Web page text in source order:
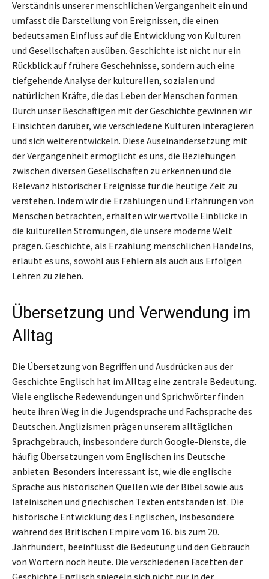
Verständnis unserer menschlichen Vergangenheit ein und
umfasst die Darstellung von Ereignissen, die einen
bedeutsamen Einfluss auf die Entwicklung von Kulturen
und Gesellschaften ausüben. Geschichte ist nicht nur ein
Rückblick auf frühere Geschehnisse, sondern auch eine
tiefgehende Analyse der kulturellen, sozialen und
natürlichen Kräfte, die das Leben der Menschen formen.
Durch unser Beschäftigen mit der Geschichte gewinnen wir
Einsichten darüber, wie verschiedene Kulturen interagieren
und sich weiterentwickeln. Diese Auseinandersetzung mit
der Vergangenheit ermöglicht es uns, die Beziehungen
zwischen diversen Gesellschaften zu erkennen und die
Relevanz historischer Ereignisse für die heutige Zeit zu
verstehen. Indem wir die Erzählungen und Erfahrungen von
Menschen betrachten, erhalten wir wertvolle Einblicke in
die kulturellen Strömungen, die unsere moderne Welt
prägen. Geschichte, als Erzählung menschlichen Handelns,
erlaubt es uns, sowohl aus Fehlern als auch aus Erfolgen
Lehren zu ziehen.
Übersetzung und Verwendung im
Alltag
Die Übersetzung von Begriffen und Ausdrücken aus der
Geschichte Englisch hat im Alltag eine zentrale Bedeutung.
Viele englische Redewendungen und Sprichwörter finden
heute ihren Weg in die Jugendsprache und Fachsprache des
Deutschen. Anglizismen prägen unserem alltäglichen
Sprachgebrauch, insbesondere durch Google-Dienste, die
häufig Übersetzungen vom Englischen ins Deutsche
anbieten. Besonders interessant ist, wie die englische
Sprache aus historischen Quellen wie der Bibel sowie aus
lateinischen und griechischen Texten entstanden ist. Die
historische Entwicklung des Englischen, insbesondere
während des Britischen Empire vom 16. bis zum 20.
Jahrhundert, beeinflusst die Bedeutung und den Gebrauch
von Wörtern noch heute. Die verschiedenen Facetten der
Geschichte Englisch spiegeln sich nicht nur in der